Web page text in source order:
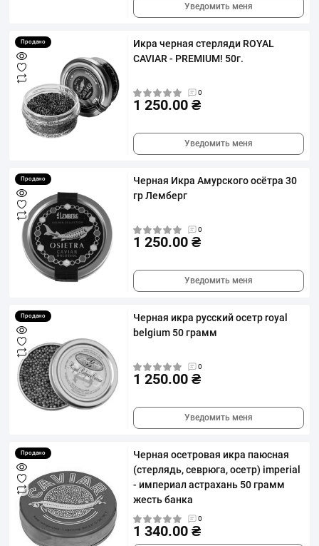
Уведомить меня
Продано
Икра черная стерляди ROYAL
CAVIAR - PREMIUM! 50г.
0
1 250.00 ₴
Уведомить меня
Продано
Черная Икра Амурского осётра 30
гр Лемберг
0
1 250.00 ₴
Уведомить меня
Продано
Черная икра русский осетр royal
belgium 50 грамм
0
1 250.00 ₴
Уведомить меня
Продано
Черная осетровая икра паюсная
(стерлядь, севрюга, осетр) imperial
- империал астрахань 50 грамм
жесть банка
0
1 340.00 ₴